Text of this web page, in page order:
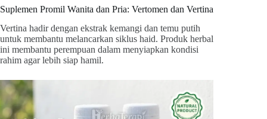
Suplemen Promil Wanita dan Pria: Vertomen dan Vertina
Vertina hadir dengan ekstrak kemangi dan temu putih
untuk membantu melancarkan siklus haid. Produk herbal
ini membantu perempuan dalam menyiapkan kondisi
rahim agar lebih siap hamil.